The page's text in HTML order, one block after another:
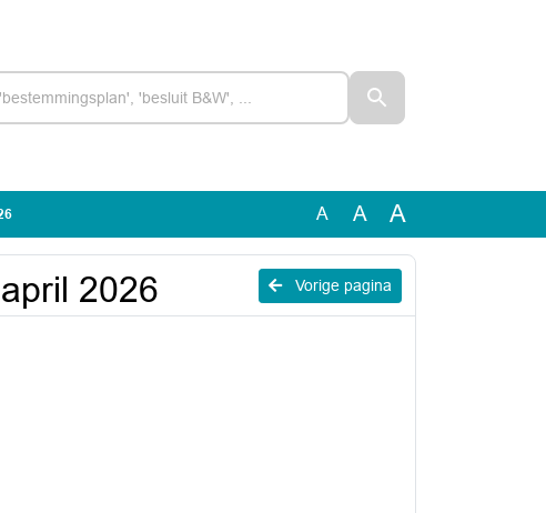
A A A
Vorige pagina
2026